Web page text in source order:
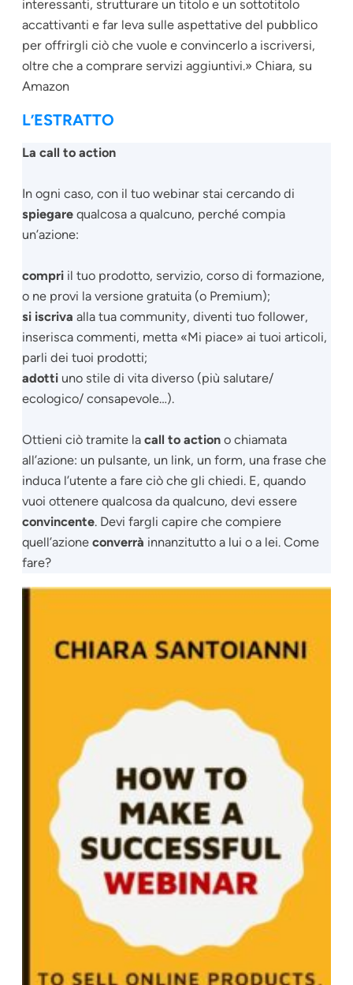
interessanti, strutturare un titolo e un sottotitolo
accattivanti e far leva sulle aspettative del pubblico
per offrirgli ciò che vuole e convincerlo a iscriversi,
oltre che a comprare servizi aggiuntivi.» Chiara, su
Amazon
L’ESTRATTO
La call to action
In ogni caso, con il tuo webinar stai cercando di
spiegare qualcosa a qualcuno, perché compia
un’azione:
compri il tuo prodotto, servizio, corso di formazione,
o ne provi la versione gratuita (o Premium);
si iscriva alla tua community, diventi tuo follower,
inserisca commenti, metta «Mi piace» ai tuoi articoli,
parli dei tuoi prodotti;
adotti uno stile di vita diverso (più salutare/
ecologico/ consapevole…).
Ottieni ciò tramite la call to action o chiamata
all’azione: un pulsante, un link, un form, una frase che
induca l’utente a fare ciò che gli chiedi. E, quando
vuoi ottenere qualcosa da qualcuno, devi essere
convincente. Devi fargli capire che compiere
quell’azione converrà innanzitutto a lui o a lei. Come
fare?